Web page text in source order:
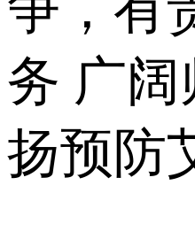
务 广阔
扬预防